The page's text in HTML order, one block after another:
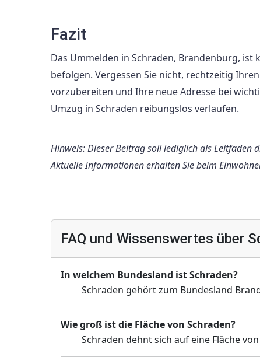
Fazit
Das Ummelden in Schraden, Brandenburg,
befolgen. Vergessen Sie nicht, rechtzeitig
vorzubereiten und Ihre neue Adresse bei
Umzug in Schraden reibungslos verlaufen.
Hinweis: Dieser Beitrag soll lediglich als Leitfaden
Aktuelle Informationen erhalten Sie beim
FAQ und Wissenswertes über
In welchem Bundesland ist Schraden?
Schraden gehört zum Bundesland
Wie groß ist die Fläche von Schraden?
Schraden dehnt sich auf eine Fläche